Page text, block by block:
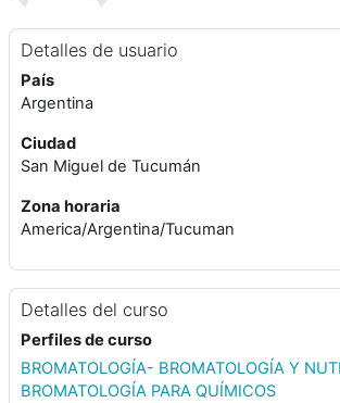
Detalles de usuario
País
Argentina
Ciudad
San Miguel de Tucumán
Zona horaria
America/Argentina/Tucuman
Detalles del curso
Perfiles de curso
BROMATOLOGÍA- BROMATOLOGÍA Y
BROMATOLOGÍA PARA QUÍMICOS